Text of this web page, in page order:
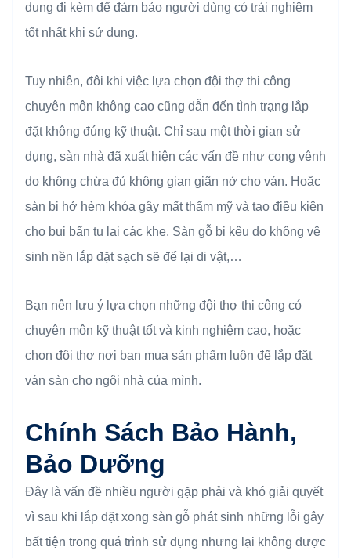
dụng đi kèm để đảm bảo người dùng có trải nghiệm
tốt nhất khi sử dụng.
Tuy nhiên, đôi khi việc lựa chọn đội thợ thi công
chuyên môn không cao cũng dẫn đến tình trạng lắp
đặt không đúng kỹ thuật. Chỉ sau một thời gian sử
dụng, sàn nhà đã xuất hiện các vấn đề như cong vênh
do không chừa đủ không gian giãn nở cho ván. Hoặc
sàn bị hở hèm khóa gây mất thẩm mỹ và tạo điều kiện
cho bụi bẩn tụ lại các khe. Sàn gỗ bị kêu do không vệ
sinh nền lắp đặt sạch sẽ để lại di vật,…
Bạn nên lưu ý lựa chọn những đội thợ thi công có
chuyên môn kỹ thuật tốt và kinh nghiệm cao, hoặc
chọn đội thợ nơi bạn mua sản phẩm luôn để lắp đặt
ván sàn cho ngôi nhà của mình.
Chính Sách Bảo Hành,
Bảo Dưỡng
Đây là vấn đề nhiều người gặp phải và khó giải quyết
vì sau khi lắp đặt xong sàn gỗ phát sinh những lỗi gây
bất tiện trong quá trình sử dụng nhưng lại không được